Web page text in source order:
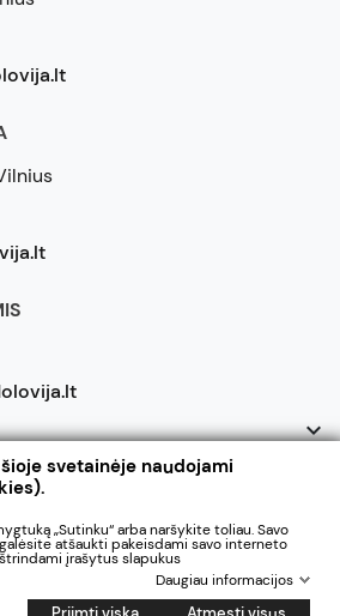

Visos teisės saugomos
svetainėje naudojami
„Sutinku“ arba naršykite toliau. Savo
atšaukti pakeisdami savo interneto
įrašytus slapukus
Daugiau informacijos